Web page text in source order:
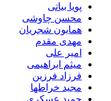
پویا بیاتی
محسن چاوشی
همایون شجریان
مهدی مقدم
امیر علی
میثم ابراهیمی
فرزاد فرزین
مجید خراطها
حمید عسکری